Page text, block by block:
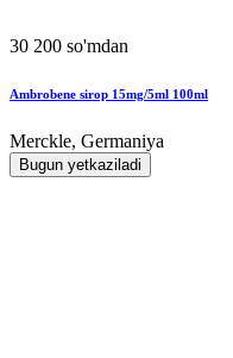
30 200 so'mdan
Ambrobene sirop 15mg/5ml 100ml
Merckle, Germaniya
Bugun yetkaziladi